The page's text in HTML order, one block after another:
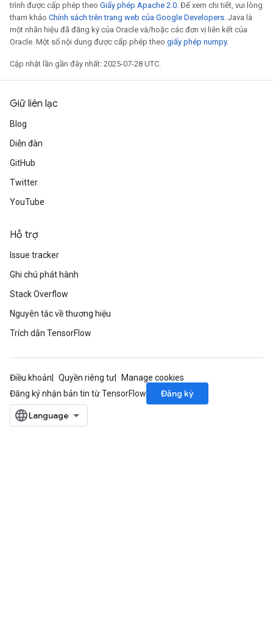
trình được cấp phép theo Giấy phép Apache 2.0. Để xem chi tiết, vui lòng
tham khảo Chính sách trên trang web của Google Developers. Java là
một nhãn hiệu đã đăng ký của Oracle và/hoặc các đơn vị liên kết của
Oracle. Một số nội dung được cấp phép theo giấy phép numpy.
Cập nhật lần gần đây nhất: 2025-07-28 UTC.
Giữ liên lạc
Blog
Diễn đàn
GitHub
Twitter
YouTube
Hỗ trợ
Issue tracker
Ghi chú phát hành
Stack Overflow
Nguyên tắc về thương hiệu
Trích dẫn TensorFlow
Điều khoản Quyền riêng tư
Manage cookies
Đăng ký nhận bản tin từ TensorFlow
Đăng ký